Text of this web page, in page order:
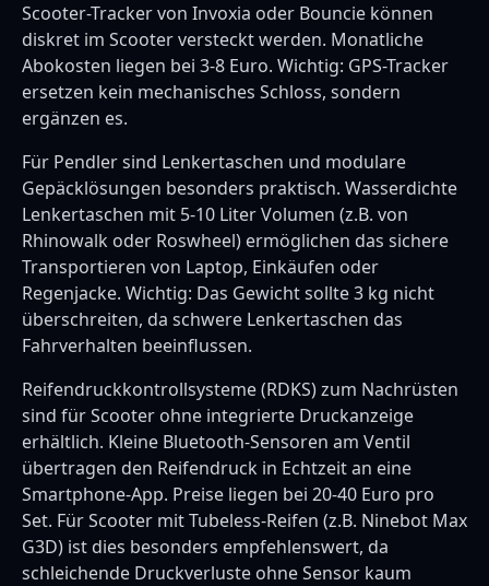
Scooter-Tracker von Invoxia oder Bouncie können
diskret im Scooter versteckt werden. Monatliche
Abokosten liegen bei 3-8 Euro. Wichtig: GPS-Tracker
ersetzen kein mechanisches Schloss, sondern
ergänzen es.
Für Pendler sind Lenkertaschen und modulare
Gepäcklösungen besonders praktisch. Wasserdichte
Lenkertaschen mit 5-10 Liter Volumen (z.B. von
Rhinowalk oder Roswheel) ermöglichen das sichere
Transportieren von Laptop, Einkäufen oder
Regenjacke. Wichtig: Das Gewicht sollte 3 kg nicht
überschreiten, da schwere Lenkertaschen das
Fahrverhalten beeinflussen.
Reifendruckkontrollsysteme (RDKS) zum Nachrüsten
sind für Scooter ohne integrierte Druckanzeige
erhältlich. Kleine Bluetooth-Sensoren am Ventil
übertragen den Reifendruck in Echtzeit an eine
Smartphone-App. Preise liegen bei 20-40 Euro pro
Set. Für Scooter mit Tubeless-Reifen (z.B. Ninebot Max
G3D) ist dies besonders empfehlenswert, da
schleichende Druckverluste ohne Sensor kaum